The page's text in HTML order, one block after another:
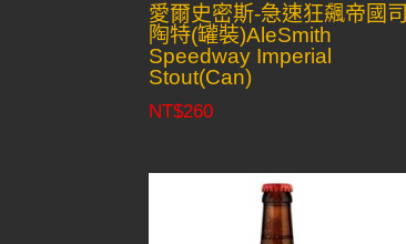
愛爾史密斯-急速狂飆帝國司
陶特(罐裝)AleSmith
Speedway Imperial
Stout(Can)
NT$260